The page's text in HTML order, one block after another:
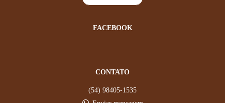
FACEBOOK
CONTATO
(54) 98405-1535